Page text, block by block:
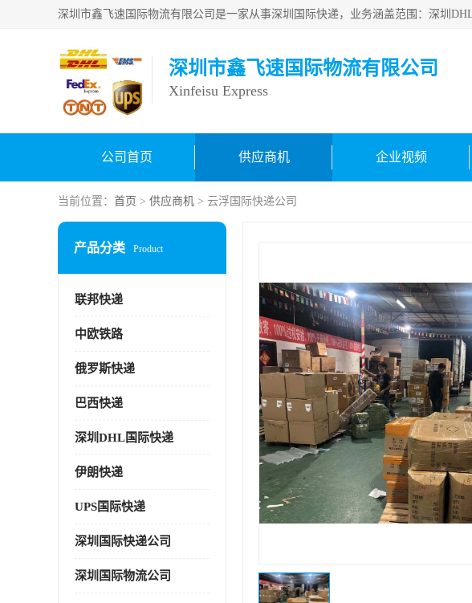
深圳市鑫飞速国际物流有限公司
Xinfeisu Express
公司首页 供应商机 企业视频
当前位置： 首页 > 供应商机 > 云浮国际快递公司
产品分类 Product
联邦快递
中欧铁路
俄罗斯快递
巴西快递
深圳DHL国际快递
伊朗快递
UPS国际快递
深圳国际快递公司
深圳国际物流公司